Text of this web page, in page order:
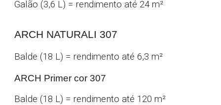
Galão (3,6 L) = rendimento até 24 m²
ARCH NATURALI 307
Balde(18 L) = rendimento até 6,3 m²
ARCH Primer cor 307
Balde (18 L) = rendimento até 120 m²